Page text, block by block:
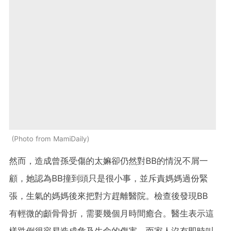
Photo from MamiDaily
然而，造成曾孫受傷的太嫲卻仍然對BB的情況不屑一
顧，她認為BB撞到頭只是很小事，並斥責媽媽過份緊
張，生氣的媽媽後來把對方趕離醫院。檢查後發現BB
有輕微的顱骨骨折，需要幾個月時間癒合。醫生表示這